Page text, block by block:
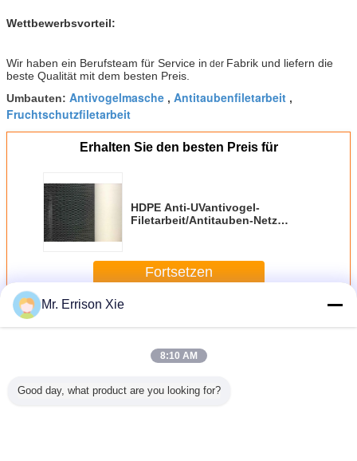
Wettbewerbsvorteil:
Wir haben ein Berufsteam für Service in der Fabrik und liefern die
beste Qualität mit dem besten Preis.
Umbauten: Antivogelmasche , Antitaubenfiletarbeit ,
Fruchtschutzfiletarbeit
Erhalten Sie den besten Preis für
HDPE Anti-UVantivogel-
Filetarbeit/Antitauben-Netz
Fortsetzen
Mehr
Mr. Errison Xie
8:10 AM
Good day, what product are you looking for?